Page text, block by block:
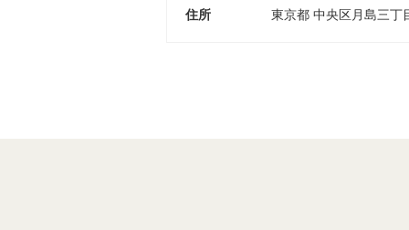
住所 東京都 中央区月島三丁